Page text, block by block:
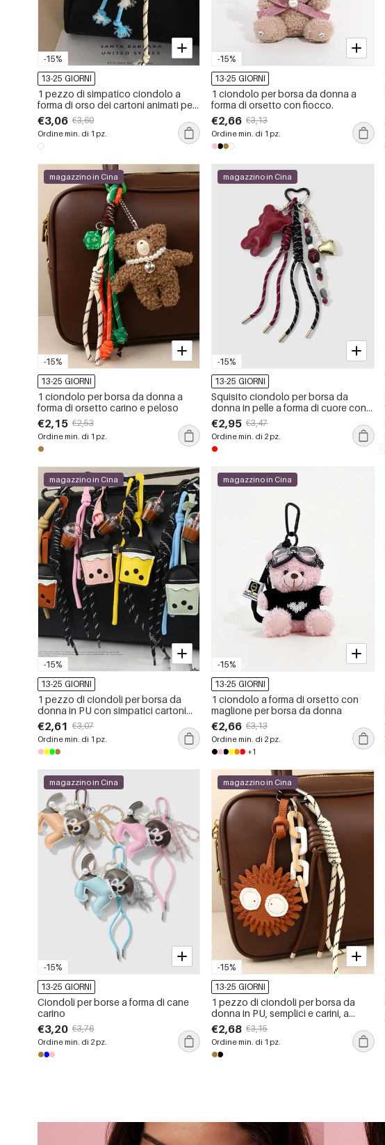
-15%
13-25 GIORNI
1 pezzo di simpatico ciondolo a
forma di orso dei cartoni animati per
borsa da donna
€3,06 €3,60
Ordine min. di 1 pz.
-15%
13-25 GIORNI
1 ciondolo per borsa da donna a
forma di orsetto con fiocco.
€2,66 €3,13
Ordine min. di 1 pz.
-15%
magazzino in Cina
13-25 GIORNI
1 ciondolo per borsa da donna a
forma di orsetto carino e peloso
€2,15 €2,53
Ordine min. di 1 pz.
-15%
magazzino in Cina
13-25 GIORNI
Squisito ciondolo per borsa da
donna in pelle a forma di cuore con
orso e cartone animato
€2,95 €3,47
Ordine min. di 2 pz.
-15%
magazzino in Cina
13-25 GIORNI
1 pezzo di ciondoli per borsa da
donna in PU con simpatici cartoni
animati, serie semplice
€2,61 €3,07
Ordine min. di 1 pz.
-15%
magazzino in Cina
13-25 GIORNI
1 ciondolo a forma di orsetto con
maglione per borsa da donna
€2,66 €3,13
Ordine min. di 2 pz.
+1
-15%
magazzino in Cina
13-25 GIORNI
Ciondoli per borse a forma di cane
carino
€3,20 €3,76
Ordine min. di 2 pz.
-15%
magazzino in Cina
13-25 GIORNI
1 pezzo di ciondoli per borsa da
donna in PU, semplici e carini, a
forma di cartone animato
€2,68 €3,15
Ordine min. di 1 pz.